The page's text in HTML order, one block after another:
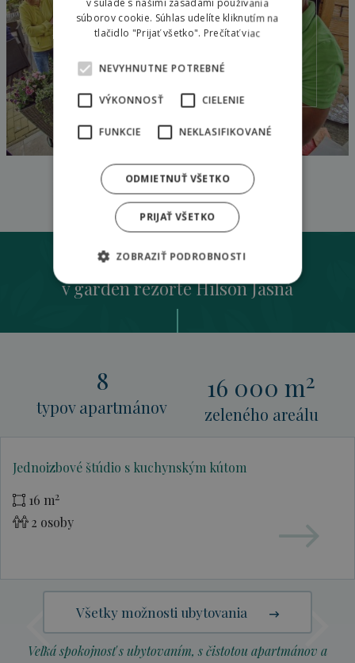
Letné bistro
Hudobné večery s grilovaním
Privátne grilovacie kóje
Hilsoníkov detský zábavný raj
Ubytovanie
v garden rezorte Hilson Jasná
8
typov apartmánov
16 000 m2
zeleného areálu
Jednoizbové štúdio s kuchynským kútom
16 m2
2 osoby
Všetky možnosti ubytovania
Veľká spokojnosť s ubytovaním, s čistotou apartmánov a
v súlade s našimi zásadami používania
súborov cookie. Súhlas udelíte kliknutím na
tlačidlo "Prijať všetko". Prečítať viac
NEVYHNUTNE POTREBNÉ
VÝKONNOSŤ CIELENIE
FUNKCIE NEKLASIFIKOVANÉ
PRIJAŤ VŠETKO
ODMIETNUŤ VŠETKO
ZOBRAZIŤ PODROBNOSTI